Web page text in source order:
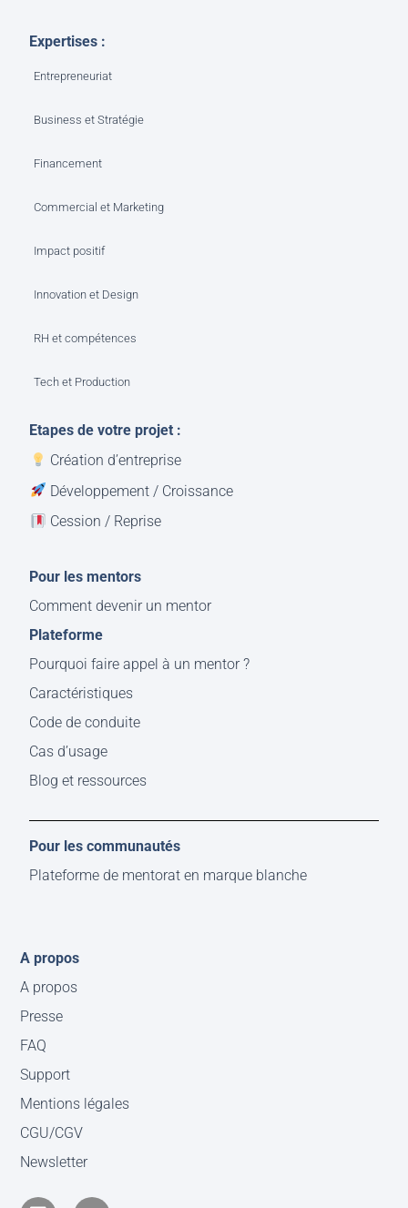
Expertises :
Entrepreneuriat
Business et Stratégie
Financement
Commercial et Marketing
Impact positif
Innovation et Design
RH et compétences
Tech et Production
Etapes de votre projet :
Création d’entreprise
Développement / Croissance
Cession / Reprise
Pour les mentors
Comment devenir un mentor
Plateforme
Pourquoi faire appel à un mentor ?
Caractéristiques
Code de conduite
Cas d’usage
Blog et ressources
Pour les communautés
Plateforme de mentorat en marque blanche
A propos
A propos
Presse
FAQ
Support
Mentions légales
CGU/CGV
Newsletter